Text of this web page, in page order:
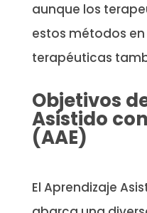
aunque los
estos métodos
terapéuticas
Objetivos
Asistido
(AAE)
El Aprendizaje